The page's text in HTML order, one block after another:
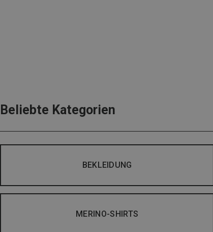
Beliebte Kategorien
BEKLEIDUNG
MERINO-SHIRTS